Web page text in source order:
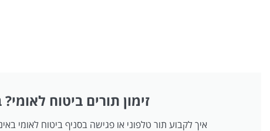
זימון תורים ביטוח
איך לקבוע תור טלפוני או פגישה בסניף ביטוח לאומי